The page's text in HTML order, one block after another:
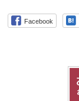
Facebook